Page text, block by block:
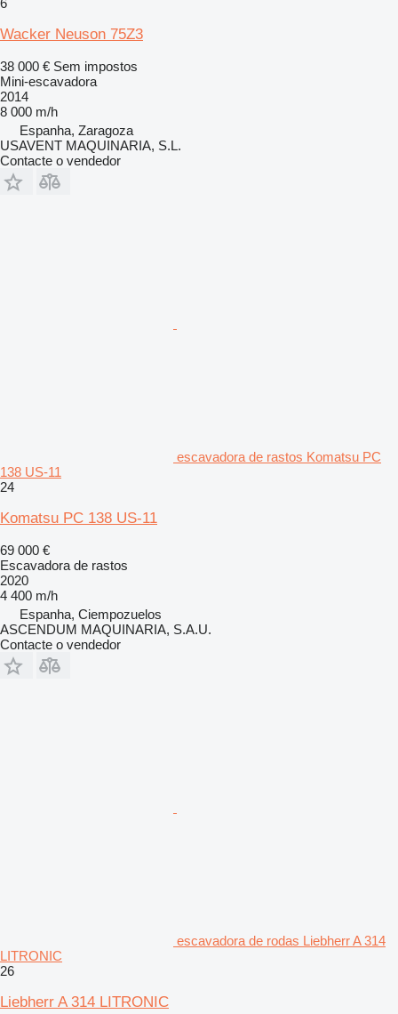
Wacker Neuson 75Z3
38 000 € Sem impostos
Mini-escavadora
2014
8 000 m/h
Espanha, Zaragoza
USAVENT MAQUINARIA, S.L.
Contacte o vendedor
escavadora de rastos Komatsu PC
138 US-11
24
Komatsu PC 138 US-11
69 000 €
Escavadora de rastos
2020
4 400 m/h
Espanha, Ciempozuelos
ASCENDUM MAQUINARIA, S.A.U.
Contacte o vendedor
escavadora de rodas Liebherr A 314
LITRONIC
26
Liebherr A 314 LITRONIC